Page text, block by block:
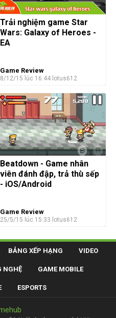
Trải nghiệm game Star
Wars: Galaxy of Heroes -
EA
Game Review
8/12/15 lúc 16:44 lotus612
Beatdown - Game nhân
viên đánh đập, trả thù sếp
- iOS/Android
Game Review
25/5/15 lúc 15:33 lotus612
BẢNG XẾP HẠNG VIDEO
NGHỆ GAME MOBILE
ESPORTS